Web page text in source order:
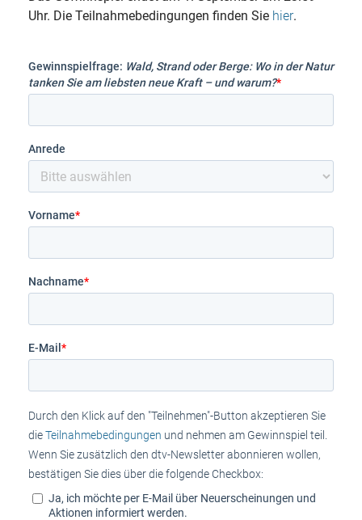
Uhr. Die Teilnahmebedingungen finden Sie hier.
Gewinnspielfrage: Wald, Strand oder Berge: Wo in der Natur
tanken Sie am liebsten neue Kraft – und warum?*
Anrede
Vorname*
Nachname*
E-Mail *
Durch den Klick auf den "Teilnehmen"-Button akzeptieren Sie
dieTeilnahmebedingungen und nehmen am Gewinnspiel teil.
Wenn Sie zusätzlich den dtv-Newsletter abonnieren wollen,
bestätigen Sie dies über die folgende Checkbox:
Ja, ich möchte per E-Mail über Neuerscheinungen und
Aktionen informiert werden.